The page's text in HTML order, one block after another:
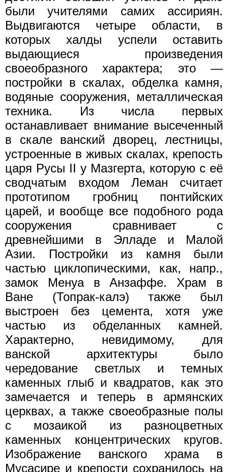
были учителями самих ассириян.
Выдвигаются четыре области, в
которых халды успели оставить
выдающиеся произведения
своеобразного характера; это —
постройки в скалах, обделка камня,
водяные сооружения, металлическая
техника. Из числа первых
останавливает внимание высеченный
в скале ванский дворец, лестницы,
устроенные в живых скалах, крепость
царя Русы II у Мазгерта, которую с её
сводчатым входом Леман считает
прототипом гробниц понтийских
царей, и вообще все подобного рода
сооружения сравнивает с
древнейшими в Элладе и Малой
Азии. Постройки из камня были
частью циклопическими, как, напр.,
замок Менуа в Анзаффе. Храм в
Ване (Топрак-калэ) также был
выстроен без цемента, хотя уже
частью из обделанных камней.
Характерно, невидимому, для
ванской архитектуры было
чередование светлых и темных
каменных глыб и квадратов, как это
замечается и теперь в армянских
церквах, а также своеобразные полы
с мозаикой из разноцветных
каменных концентрических кругов.
Изображение ванского храма в
Мусасире и крепости сохранилось на